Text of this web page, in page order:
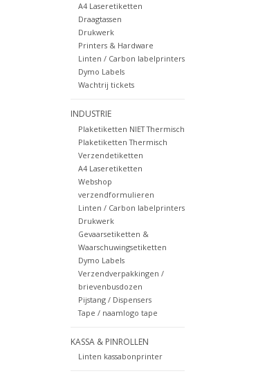
A4 Laseretiketten
Draagtassen
Drukwerk
Printers & Hardware
Linten / Carbon labelprinters
Dymo Labels
Wachtrij tickets
INDUSTRIE
Plaketiketten NIET Thermisch
Plaketiketten Thermisch
Verzendetiketten
A4 Laseretiketten
Webshop
verzendformulieren
Linten / Carbon labelprinters
Drukwerk
Gevaarsetiketten &
Waarschuwingsetiketten
Dymo Labels
Verzendverpakkingen /
brievenbusdozen
Pijstang / Dispensers
Tape / naamlogo tape
KASSA & PINROLLEN
Linten kassabonprinter